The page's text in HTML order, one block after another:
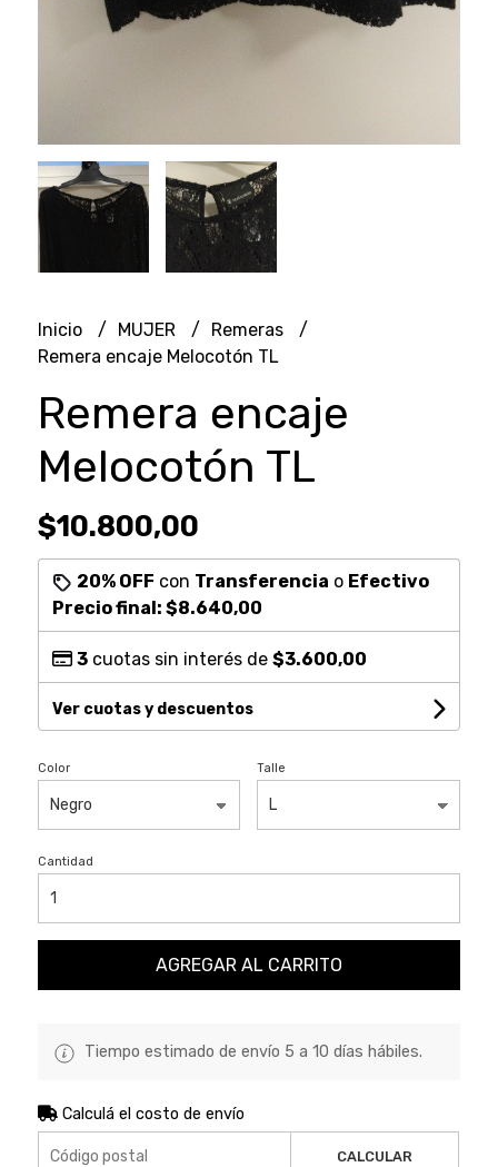
Inicio MUJER
Remeras
Remera encaje Melocotón TL
Remera encaje
Melocotón TL
$10.800,00
20% OFF con Transferencia o Efectivo
Precio final: $8.640,00
3cuotas sin interés de $3.600,00
Ver cuotas y descuentos
Color Talle
Cantidad
AGREGAR AL CARRITO
Tiempo estimado de envío 5 a 10 días hábiles.
Calculá el costo de envío
CALCULAR